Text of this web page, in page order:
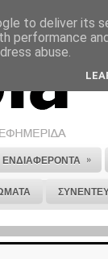
ΣΤΕΙΛΕ ΜΑΣ
ΕΝΔΙΑΦΕΡΟΝΤΑ »
to deliver its
performance
abuse.